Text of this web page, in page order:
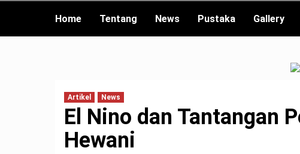
Home Tentang News Pustaka Gallery
Artikel News
El Nino dan Tantangan
Hewani